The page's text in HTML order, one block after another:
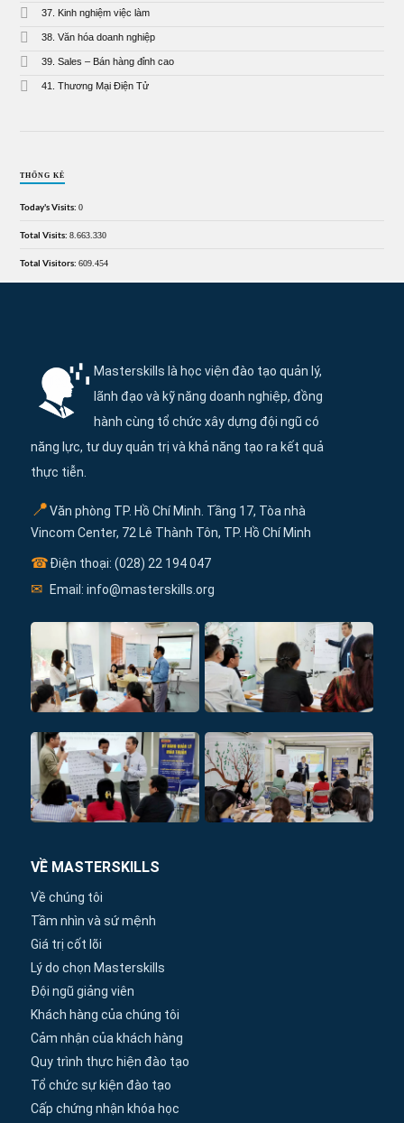
37. Kinh nghiệm việc làm
38. Văn hóa doanh nghiệp
39. Sales – Bán hàng đỉnh cao
41. Thương Mại Điện Tử
THỐNG KÊ
Today's Visits:0
Total Visits:8.663.330
Total Visitors:609.454
Masterskills là học viện đào tạo quản lý,
lãnh đạo và kỹ năng doanh nghiệp, đồng
hành cùng tổ chức xây dựng đội ngũ có
năng lực, tư duy quản trị và khả năng tạo ra kết quả
thực tiễn.
📍Văn phòng TP. Hồ Chí Minh. Tầng 17, Tòa nhà
Vincom Center, 72 Lê Thành Tôn, TP. Hồ Chí Minh
☎Điện thoại: (028) 22 194 047
✉ Email: info@masterskills.org
VỀ MASTERSKILLS
Về chúng tôi
Tầm nhìn và sứ mệnh
Giá trị cốt lõi
Lý do chọn Masterskills
Đội ngũ giảng viên
Khách hàng của chúng tôi
Cảm nhận của khách hàng
Quy trình thực hiện đào tạo
Tổ chức sự kiện đào tạo
Cấp chứng nhận khóa học